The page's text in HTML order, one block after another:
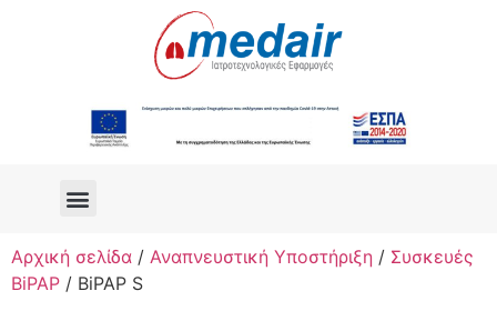
Αρχική σελίδα / Αναπνευστική Υποστήριξη / Συσκευές
BiPAP / BiPAP S